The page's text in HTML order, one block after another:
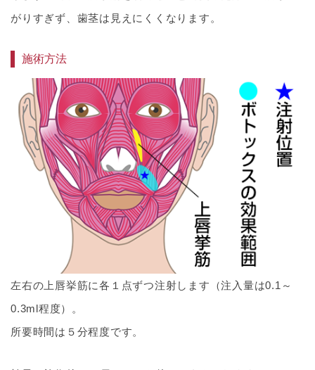
がりすぎず、歯茎は見えにくくなります。
施術方法
左右の上唇挙筋に各１点ずつ注射します（注入量は0.1～
0.3ml程度）。
所要時間は５分程度です。